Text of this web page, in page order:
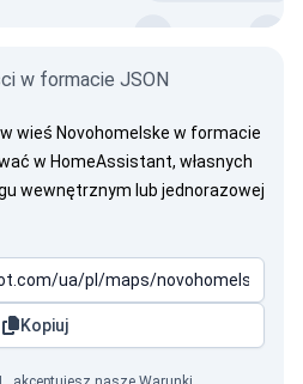
w formacie JSON
wieś Novohomelske w formacie
w HomeAssistant, własnych
wewnętrznym lub jednorazowej
Kopiuj